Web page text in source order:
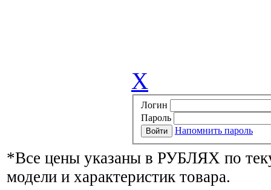
X
Логин
Пароль
Напомнить пароль
*Все цены указаны в РУБЛЯХ по
модели и характеристик товара.